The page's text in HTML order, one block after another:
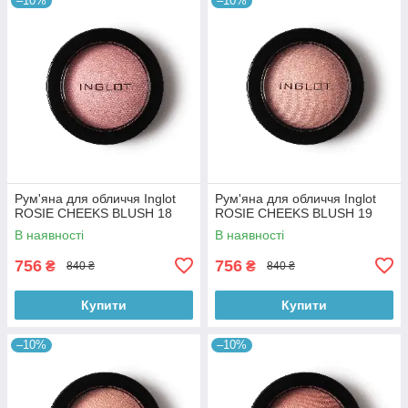
Рум'яна для обличчя Inglot
ROSIE CHEEKS BLUSH 18
В наявності
756 ₴ 840 ₴
Купити
Рум'яна для обличчя Inglot
ROSIE CHEEKS BLUSH 19
В наявності
756 ₴ 840 ₴
Купити
–10% –10%